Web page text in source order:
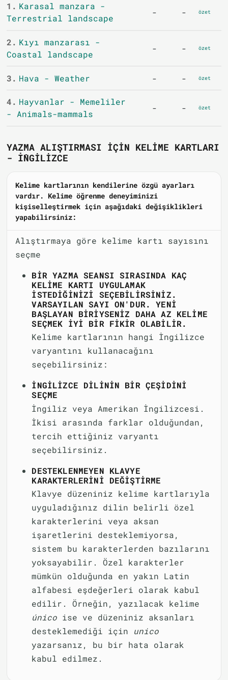
1. Karasal manzara -
Terrestrial landscape
- - özet
2. Kıyı manzarası -
Coastal landscape
- - özet
3. Hava - Weather - - özet
4. Hayvanlar - Memeliler
- Animals-mammals
- - özet
YAZMA ALIŞTIRMASI IÇIN KELIME KARTLARI
- İNGILIZCE
Kelime kartlarının kendilerine özgü ayarları
vardır. Kelime öğrenme deneyiminizi
kişiselleştirmek için aşağıdaki değişiklikleri
yapabilirsiniz:
Alıştırmaya göre kelime kartı sayısını
seçme
BIR YAZMA SEANSI SIRASINDA KAÇ
KELIME KARTI UYGULAMAK
ISTEDIĞINIZI SEÇEBILIRSINIZ.
VARSAYILAN SAYI ON'DUR. YENI
BAŞLAYAN BIRIYSENIZ DAHA AZ KELIME
SEÇMEK IYI BIR FIKIR OLABILIR.
Kelime kartlarının hangi İngilizce
varyantını kullanacağını
seçebilirsiniz:
İNGILIZCE DILININ BIR ÇEŞIDINI
SEÇME
İngiliz veya Amerikan İngilizcesi.
İkisi arasında farklar olduğundan,
tercih ettiğiniz varyantı
seçebilirsiniz.
DESTEKLENMEYEN KLAVYE
KARAKTERLERINI DEĞIŞTIRME
Klavye düzeniniz kelime kartlarıyla
uyguladığınız dilin belirli özel
karakterlerini veya aksan
işaretlerini desteklemiyorsa,
sistem bu karakterlerden bazılarını
yoksayabilir. Özel karakterler
mümkün olduğunda en yakın Latin
alfabesi eşdeğerleri olarak kabul
edilir. Örneğin, yazılacak kelime
único ise ve düzeniniz aksanları
desteklemediği için unico
yazarsanız, bu bir hata olarak
kabul edilmez.